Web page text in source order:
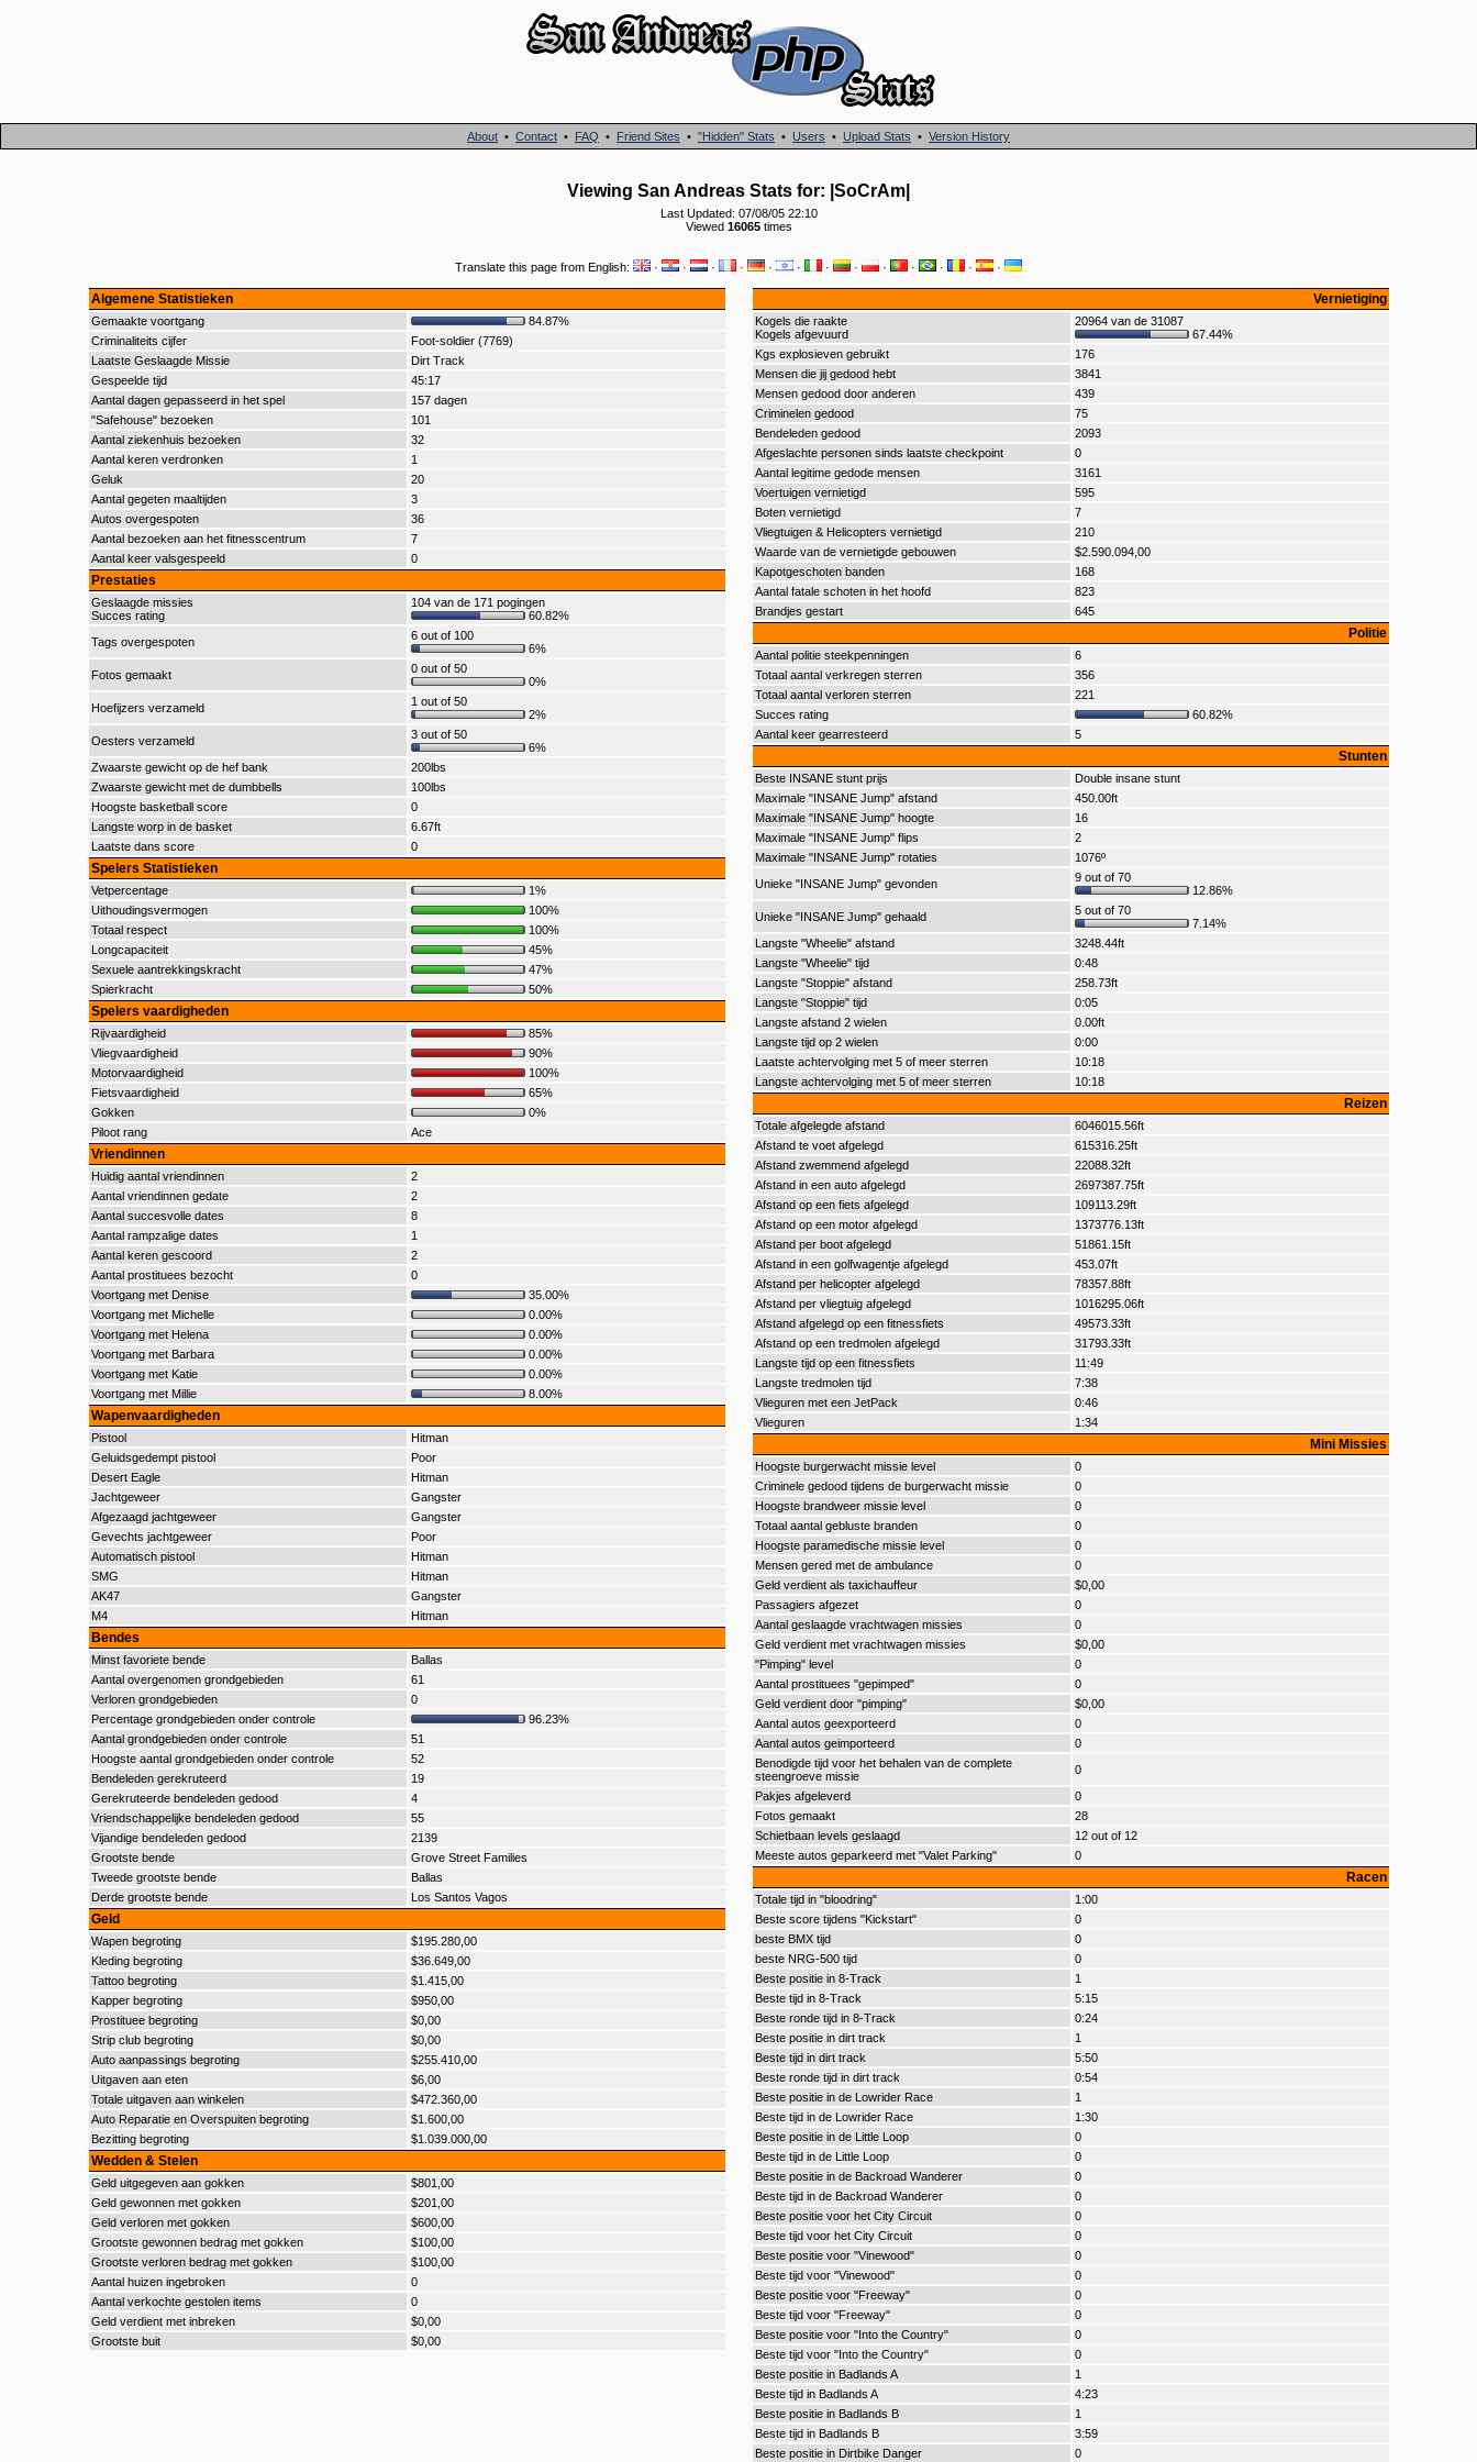
About • Contact • FAQ • Friend Sites • "Hidden" Stats • Users • Upload Stats • Version History
Viewing San Andreas Stats for: |SoCrAm|
Last Updated: 07/08/05 22:10
Viewed 16065times
Translate this page from English: · · · · · · · · · · · · ·
Algemene Statistieken
Gemaakte voortgang
84.87%
Criminaliteits cijfer
Foot-soldier (7769)
Laatste Geslaagde Missie
Dirt Track
Gespeelde tijd
45:17
Aantal dagen gepasseerd in het spel
157 dagen
"Safehouse" bezoeken
101
Aantal ziekenhuis bezoeken
32
Aantal keren verdronken
1
Geluk
20
Aantal gegeten maaltijden
3
Autos overgespoten
36
Aantal bezoeken aan het fitnesscentrum
7
Aantal keer valsgespeeld
0
Prestaties
Geslaagde missies
Succes rating
104 van de 171 pogingen
60.82%
Tags overgespoten
6 out of 100
6%
Fotos gemaakt
0 out of 50
0%
Hoefijzers verzameld
1 out of 50
2%
Oesters verzameld
3 out of 50
6%
Zwaarste gewicht op de hef bank
200lbs
Zwaarste gewicht met de dumbbells
100lbs
Hoogste basketball score
0
Langste worp in de basket
6.67ft
Laatste dans score
0
Spelers Statistieken
Vetpercentage
1%
Uithoudingsvermogen
100%
Totaal respect
100%
Longcapaciteit
45%
Sexuele aantrekkingskracht
47%
Spierkracht
50%
Spelers vaardigheden
Rijvaardigheid
85%
Vliegvaardigheid
90%
Motorvaardigheid
100%
Fietsvaardigheid
65%
Gokken
0%
Piloot rang
Ace
Vriendinnen
Huidig aantal vriendinnen
2
Aantal vriendinnen gedate
2
Aantal succesvolle dates
8
Aantal rampzalige dates
1
Aantal keren gescoord
2
Aantal prostituees bezocht
0
Voortgang met Denise
35.00%
Voortgang met Michelle
0.00%
Voortgang met Helena
0.00%
Voortgang met Barbara
0.00%
Voortgang met Katie
0.00%
Voortgang met Millie
8.00%
Wapenvaardigheden
Pistool
Hitman
Geluidsgedempt pistool
Poor
Desert Eagle
Hitman
Jachtgeweer
Gangster
Afgezaagd jachtgeweer
Gangster
Gevechts jachtgeweer
Poor
Automatisch pistool
Hitman
SMG
Hitman
AK47
Gangster
M4
Hitman
Bendes
Minst favoriete bende
Ballas
Aantal overgenomen grondgebieden
61
Verloren grondgebieden
0
Percentage grondgebieden onder controle
96.23%
Aantal grondgebieden onder controle
51
Hoogste aantal grondgebieden onder controle
52
Bendeleden gerekruteerd
19
Gerekruteerde bendeleden gedood
4
Vriendschappelijke bendeleden gedood
55
Vijandige bendeleden gedood
2139
Grootste bende
Grove Street Families
Tweede grootste bende
Ballas
Derde grootste bende
Los Santos Vagos
Geld
Wapen begroting
$195.280,00
Kleding begroting
$36.649,00
Tattoo begroting
$1.415,00
Kapper begroting
$950,00
Prostituee begroting
$0,00
Strip club begroting
$0,00
Auto aanpassings begroting
$255.410,00
Uitgaven aan eten
$6,00
Totale uitgaven aan winkelen
$472.360,00
Auto Reparatie en Overspuiten begroting
$1.600,00
Bezitting begroting
$1.039.000,00
Wedden & Stelen
Geld uitgegeven aan gokken
$801,00
Geld gewonnen met gokken
$201,00
Geld verloren met gokken
$600,00
Grootste gewonnen bedrag met gokken
$100,00
Grootste verloren bedrag met gokken
$100,00
Aantal huizen ingebroken
0
Aantal verkochte gestolen items
0
Geld verdient met inbreken
$0,00
Grootste buit
$0,00
Vernietiging
Kogels die raakte
Kogels afgevuurd
20964 van de 31087
67.44%
Kgs explosieven gebruikt
176
Mensen die jij gedood hebt
3841
Mensen gedood door anderen
439
Criminelen gedood
75
Bendeleden gedood
2093
Afgeslachte personen sinds laatste checkpoint
0
Aantal legitime gedode mensen
3161
Voertuigen vernietigd
595
Boten vernietigd
7
Vliegtuigen & Helicopters vernietigd
210
Waarde van de vernietigde gebouwen
$2.590.094,00
Kapotgeschoten banden
168
Aantal fatale schoten in het hoofd
823
Brandjes gestart
645
Politie
Aantal politie steekpenningen
6
Totaal aantal verkregen sterren
356
Totaal aantal verloren sterren
221
Succes rating
60.82%
Aantal keer gearresteerd
5
Stunten
Beste INSANE stunt prijs
Double insane stunt
Maximale "INSANE Jump" afstand
450.00ft
Maximale "INSANE Jump" hoogte
16
Maximale "INSANE Jump" flips
2
Maximale "INSANE Jump" rotaties
1076º
Unieke "INSANE Jump" gevonden
9 out of 70
12.86%
Unieke "INSANE Jump" gehaald
5 out of 70
7.14%
Langste "Wheelie" afstand
3248.44ft
Langste "Wheelie" tijd
0:48
Langste "Stoppie" afstand
258.73ft
Langste "Stoppie" tijd
0:05
Langste afstand 2 wielen
0.00ft
Langste tijd op 2 wielen
0:00
Laatste achtervolging met 5 of meer sterren
10:18
Langste achtervolging met 5 of meer sterren
10:18
Reizen
Totale afgelegde afstand
6046015.56ft
Afstand te voet afgelegd
615316.25ft
Afstand zwemmend afgelegd
22088.32ft
Afstand in een auto afgelegd
2697387.75ft
Afstand op een fiets afgelegd
109113.29ft
Afstand op een motor afgelegd
1373776.13ft
Afstand per boot afgelegd
51861.15ft
Afstand in een golfwagentje afgelegd
453.07ft
Afstand per helicopter afgelegd
78357.88ft
Afstand per vliegtuig afgelegd
1016295.06ft
Afstand afgelegd op een fitnessfiets
49573.33ft
Afstand op een tredmolen afgelegd
31793.33ft
Langste tijd op een fitnessfiets
11:49
Langste tredmolen tijd
7:38
Vlieguren met een JetPack
0:46
Vlieguren
1:34
Mini Missies
Hoogste burgerwacht missie level
0
Criminele gedood tijdens de burgerwacht missie
0
Hoogste brandweer missie level
0
Totaal aantal gebluste branden
0
Hoogste paramedische missie level
0
Mensen gered met de ambulance
0
Geld verdient als taxichauffeur
$0,00
Passagiers afgezet
0
Aantal geslaagde vrachtwagen missies
0
Geld verdient met vrachtwagen missies
$0,00
"Pimping" level
0
Aantal prostituees "gepimped"
0
Geld verdient door "pimping"
$0,00
Aantal autos geexporteerd
0
Aantal autos geimporteerd
0
Benodigde tijd voor het behalen van de complete
steengroeve missie
0
Pakjes afgeleverd
0
Fotos gemaakt
28
Schietbaan levels geslaagd
12 out of 12
Meeste autos geparkeerd met "Valet Parking"
0
Racen
Totale tijd in "bloodring"
1:00
Beste score tijdens "Kickstart"
0
beste BMX tijd
0
beste NRG-500 tijd
0
Beste positie in 8-Track
1
Beste tijd in 8-Track
5:15
Beste ronde tijd in 8-Track
0:24
Beste positie in dirt track
1
Beste tijd in dirt track
5:50
Beste ronde tijd in dirt track
0:54
Beste positie in de Lowrider Race
1
Beste tijd in de Lowrider Race
1:30
Beste positie in de Little Loop
0
Beste tijd in de Little Loop
0
Beste positie in de Backroad Wanderer
0
Beste tijd in de Backroad Wanderer
0
Beste positie voor het City Circuit
0
Beste tijd voor het City Circuit
0
Beste positie voor "Vinewood"
0
Beste tijd voor "Vinewood"
0
Beste positie voor "Freeway"
0
Beste tijd voor "Freeway"
0
Beste positie voor "Into the Country"
0
Beste tijd voor "Into the Country"
0
Beste positie in Badlands A
1
Beste tijd in Badlands A
4:23
Beste positie in Badlands B
1
Beste tijd in Badlands B
3:59
Beste positie in Dirtbike Danger
0